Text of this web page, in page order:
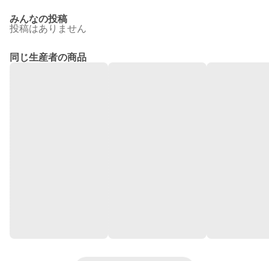
みんなの投稿
投稿はありません
同じ生産者の商品